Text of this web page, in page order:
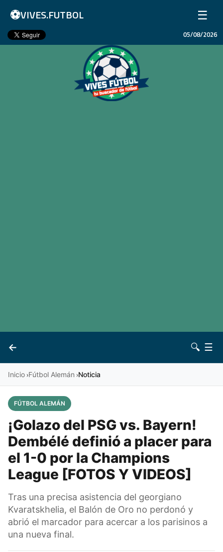
⚽VIVES.FUTBOL ☰
Inicio
05/08/2026
←
Vives 🔍 ☰
Inicio ›Fútbol Alemán ›Noticia
FÚTBOL ALEMÁN
¡Golazo del PSG vs. Bayern!
Dembélé definió a placer para
el 1-0 por la Champions
League [FOTOS Y VIDEOS]
Tras una precisa asistencia del georgiano
Kvaratskhelia, el Balón de Oro no perdonó y
abrió el marcador para acercar a los parisinos a
una nueva final.